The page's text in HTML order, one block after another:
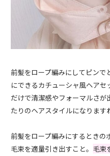
前髪をロープ編みにしてピン
にできるカチューシャ風ヘア
だけで清潔感やフォーマルさが
たりのヘアスタイルになります
前髪をロープ編みにするとき
毛束を適量引き出すこと。 毛束